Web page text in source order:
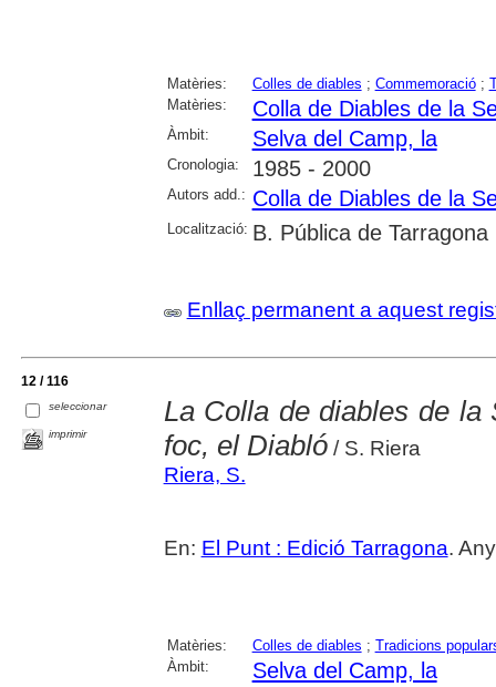
Matèries: Colles de diables ; Commemoració;
Matèries:
Colla de Diables de la
Àmbit: Selva del Camp, la
Cronologia: 1985 - 2000
Autors add.: Colla de Diables de la
Localització: B. Pública de Tarragona
Enllaç permanent a aquest
12 / 116
seleccionar
imprimir
La Colla de diables de la
foc, el Diabló/ S. Riera
Riera, S.
En: El Punt : Edició Tarragona.
Matèries: Colles de diables ; Tradicions
Àmbit:
Selva del Camp, la